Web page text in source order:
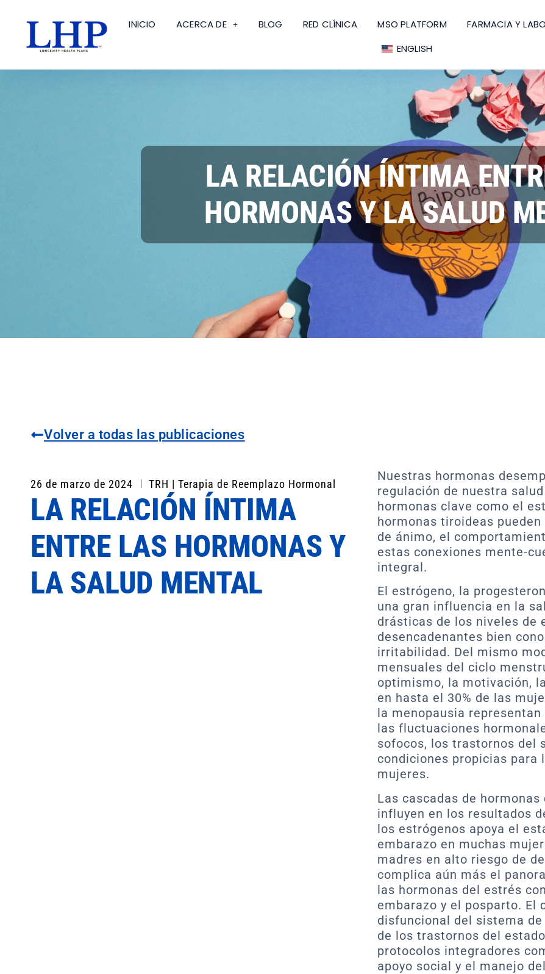
INICIO ACERCA DE BLOG RED CLÍNICA MSO PLATFORM FARMACIA Y
ENGLISH
LA RELACIÓN ÍNTIMA
HORMONAS Y LA SALUD
Volver a todas las publicaciones
26 de marzo de 2024 TRH | Terapia de Reemplazo Hormonal
LA RELACIÓN ÍNTIMA
ENTRE LAS HORMONAS Y
LA SALUD MENTAL
Nuestras hormonas
regulación de nuestra
hormonas clave como el
hormonas tiroideas
de ánimo, el
estas conexiones mente-
integral.
El estrógeno, la
una gran influencia en la
drásticas de los niveles de
desencadenantes bien
irritabilidad. Del mismo
mensuales del ciclo
optimismo, la motivación,
en hasta el 30% de las
la menopausia
las fluctuaciones
sofocos, los trastornos del
condiciones propicias para
mujeres.
Las cascadas de
influyen en los resultados
los estrógenos apoya el
embarazo en muchas
madres en alto riesgo de
complica aún más el
las hormonas del estrés
embarazo y el posparto. El
disfuncional del sistema
de los trastornos del
protocolos integradores
apoyo social y el manejo